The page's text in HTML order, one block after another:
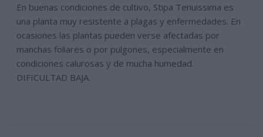
En buenas condiciones de cultivo, Stipa Tenuissima es
una planta muy resistente a plagas y enfermedades. En
ocasiones las plantas pueden verse afectadas por
manchas foliares o por pulgones, especialmente en
condiciones calurosas y de mucha humedad.
DIFICULTAD BAJA.